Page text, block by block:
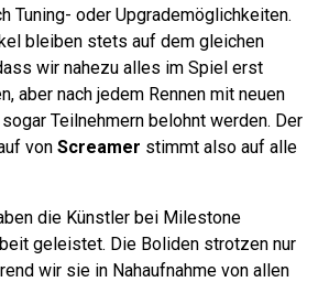
Tuning- oder Upgrademöglichkeiten.
bleiben stets auf dem gleichen
wir nahezu alles im Spiel erst
aber nach jedem Rennen mit neuen
Teilnehmern belohnt werden. Der
von Screamer stimmt also auf alle
die Künstler bei Milestone
geleistet. Die Boliden strotzen nur
wir sie in Nahaufnahme von allen